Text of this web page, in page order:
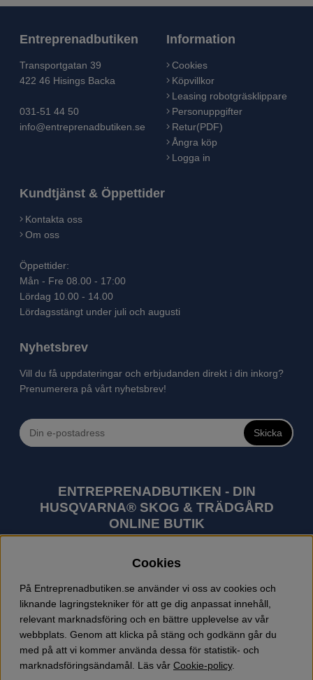
Entreprenadbutiken
Transportgatan 39
422 46 Hisings Backa
031-51 44 50
info@entreprenadbutiken.se
Information
Cookies
Köpvillkor
Leasing robotgräsklippare
Personuppgifter
Retur(PDF)
Ångra köp
Logga in
Kundtjänst & Öppettider
Kontakta oss
Om oss
Öppettider:
Mån - Fre 08.00 - 17:00
Lördag 10.00 - 14.00
Lördagsstängt under juli och augusti
Nyhetsbrev
Vill du få uppdateringar och erbjudanden direkt i din inkorg?
Prenumerera på vårt nyhetsbrev!
Skicka
ENTREPRENADBUTIKEN - DIN
HUSQVARNA® SKOG & TRÄDGÅRD
ONLINE BUTIK
utomhusprodukter som skogsmaskiner och
trädgårdsmaskiner. I sortimentet finns bl.a. robotgräsklippare,
motorsågar, röjsågar, trimmers, riders, åkgräsklippare,
trädgårdstraktorer, gräsklippare, häcksaxar, lövblåsar,
jordfräsar, snöslungor, skyddskläder och arbetskläder.
Entreprenadbutiken har snabba leveranser av Husqvarna
produkter.
Cookies
På Entreprenadbutiken.se använder vi oss av cookies och
liknande lagringstekniker för att ge dig anpassat innehåll,
relevant marknadsföring och en bättre upplevelse av vår
webbplats. Genom att klicka på stäng och godkänn går du
med på att vi kommer använda dessa för statistik- och
marknadsföringsändamål. Läs vår Cookie-policy.